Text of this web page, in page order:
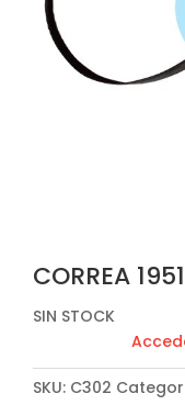
CORREA 1951
SIN STOCK
SKU: C302